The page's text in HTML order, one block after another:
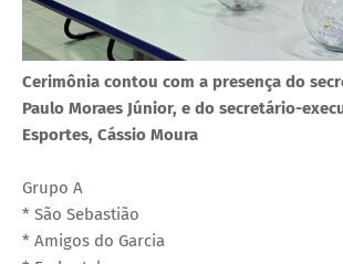
Cerimônia contou com a presença do
Paulo Moraes Júnior, e do secretário-
Esportes, Cássio Moura
Grupo A
* São Sebastião
* Amigos do Garcia